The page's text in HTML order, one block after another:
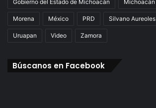
Gobierno del Estado de Michoacán Michoacán
Morena México PRD Silvano Aureoles
Uruapan Video Zamora
Búscanos en Facebook